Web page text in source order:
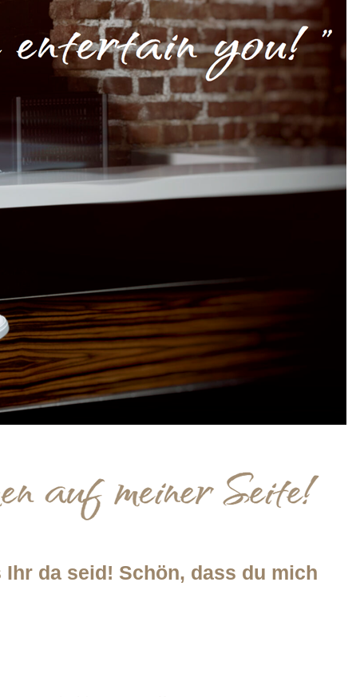
da seid! Schön, dass du mich